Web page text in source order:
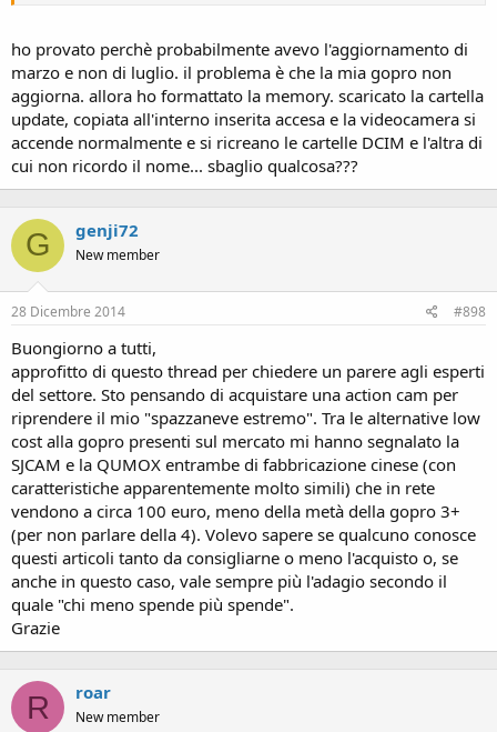
ho provato perchè probabilmente avevo l'aggiornamento di
marzo e non di luglio. il problema è che la mia gopro non
aggiorna. allora ho formattato la memory. scaricato la cartella
update, copiata all'interno inserita accesa e la videocamera si
accende normalmente e si ricreano le cartelle DCIM e l'altra di
cui non ricordo il nome... sbaglio qualcosa???
G genji72
New member
28 Dicembre 2014 #898
Buongiorno a tutti,
approfitto di questo thread per chiedere un parere agli esperti
del settore. Sto pensando di acquistare una action cam per
riprendere il mio "spazzaneve estremo". Tra le alternative low
cost alla gopro presenti sul mercato mi hanno segnalato la
SJCAM e la QUMOX entrambe di fabbricazione cinese (con
caratteristiche apparentemente molto simili) che in rete
vendono a circa 100 euro, meno della metà della gopro 3+
(per non parlare della 4). Volevo sapere se qualcuno conosce
questi articoli tanto da consigliarne o meno l'acquisto o, se
anche in questo caso, vale sempre più l'adagio secondo il
quale "chi meno spende più spende".
Grazie
R roar
New member